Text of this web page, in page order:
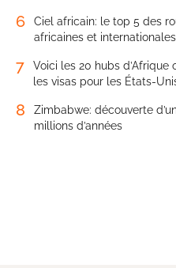
6
Ciel africain: le top 5 des
africaines et
7
Voici les 20 hubs
les visas pour les États-
8
Zimbabwe: découverte
millions d’années